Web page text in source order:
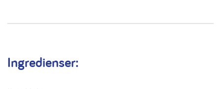
Ingredienser: